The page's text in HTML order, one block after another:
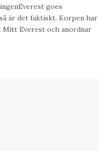
goes
Mitt Everest och anordnar